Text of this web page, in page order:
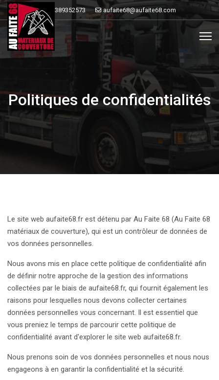
0389352573 aufaite68@aufaite68.com
Politiques de confidentialités
Le site web aufaite68.fr est détenu par Au Faite 68 (Au Faite 68
matériaux de couverture), qui est un contrôleur de données de
vos données personnelles.
Nous avons mis en place cette politique de confidentialité afin
de définir notre approche de la gestion des informations
collectées par le biais de aufaite68.fr, qui fournit également les
raisons pour lesquelles nous devons collecter certaines
données personnelles vous concernant. Il est essentiel que
vous preniez le temps de parcourir cette politique de
confidentialité avant d'explorer le site web aufaite68.fr.
Nous prenons soin de vos données personnelles et nous nous
engageons à en garantir la confidentialité et la sécurité.